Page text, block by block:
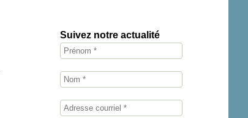
Suivez notre actualité